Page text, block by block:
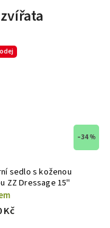
–34 %
sedlo s koženou
ZZ Dressage 15"
Kč